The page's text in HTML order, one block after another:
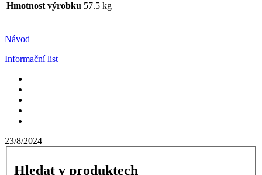
Hmotnost výrobku 57.5 kg
Návod
Informační list
23/8/2024
Hledat v produktech